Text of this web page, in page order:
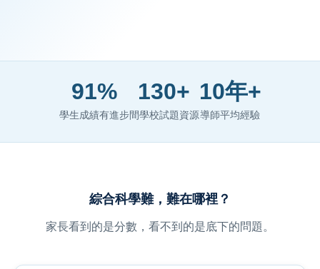
91%
學生成績有進步
130+
間學校試題資源
10年+
導師平均經驗
綜合科學難，難在哪裡？
家長看到的是分數，看不到的是底下的問題。